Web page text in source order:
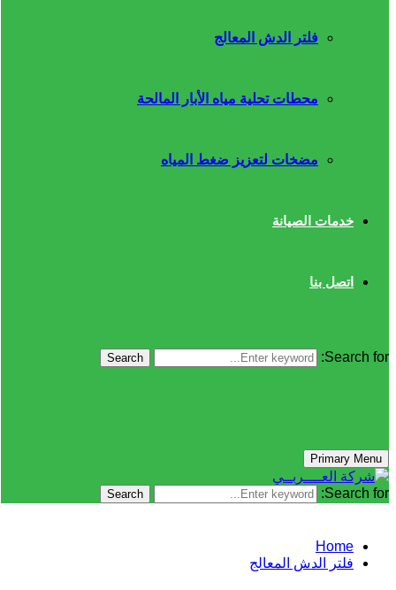
فلتر الدش المعالج
محطات تحلية مياه الأبار المالحة
مضخات لتعزيز ضغط المياه
خدمات الصيانة
اتصل بنا
Search for:
Search
Primary Menu
Search for:
Search
Home
فلتر الدش المعالج